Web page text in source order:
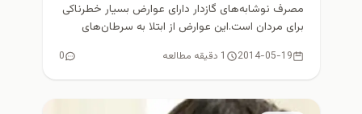
مصرف نوشابه‌های گازدار دارای عوارض بسیار خطرناکی
برای مردان است.این عوارض از ابتلا به سرطان‌های
2014-05-19 1 دقیقه مطالعه 0